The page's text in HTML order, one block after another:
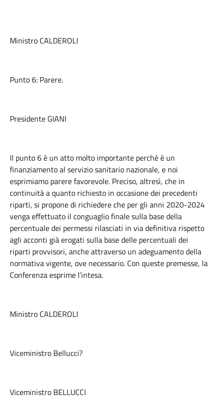
Ministro CALDEROLI
Punto 6: Parere.
Presidente GIANI
Il punto 6 è un atto molto importante perché è un
finanziamento al servizio sanitario nazionale, e noi
esprimiamo parere favorevole. Preciso, altresì, che in
continuità a quanto richiesto in occasione dei precedenti
riparti, si propone di richiedere che per gli anni 2020-2024
venga effettuato il conguaglio finale sulla base della
percentuale dei permessi rilasciati in via definitiva rispetto
agli acconti già erogati sulla base delle percentuali dei
riparti provvisori, anche attraverso un adeguamento della
normativa vigente, ove necessario. Con queste premesse, la
Conferenza esprime l’intesa.
Ministro CALDEROLI
Viceministro Bellucci?
Viceministro BELLUCCI